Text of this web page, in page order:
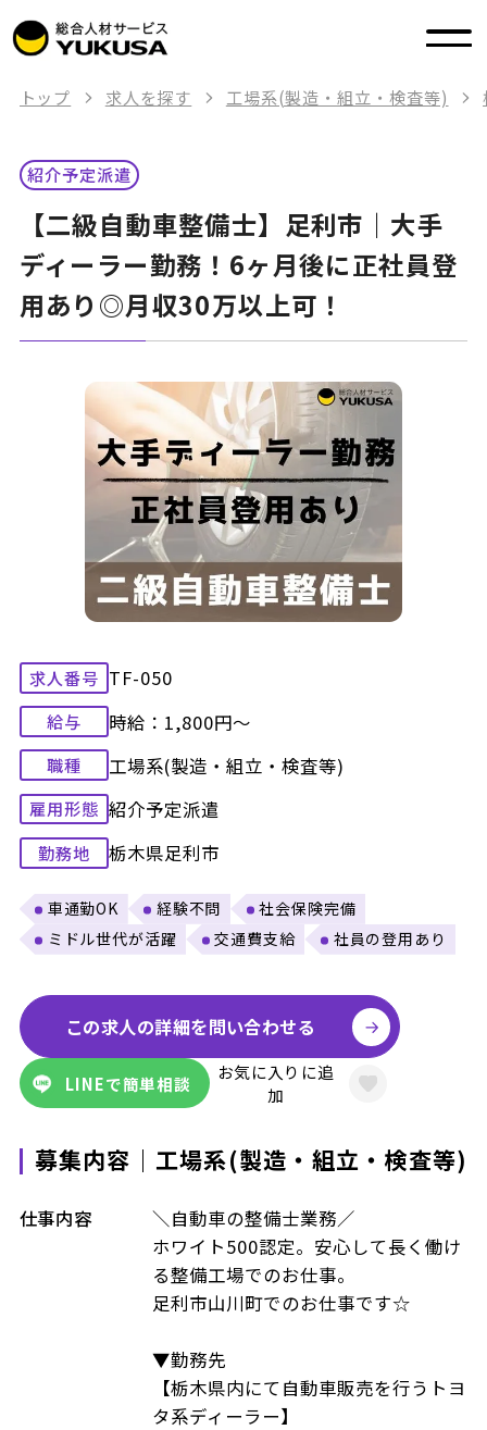
トップ 求人を探す 工場系(製造・組立・検査等)
紹介予定派遣
【二級自動車整備士】足利市｜大手
ディーラー勤務！6ヶ月後に正社員登
用あり◎月収30万以上可！
求人番号 TF-050
給与 時給：1,800円～
職種 工場系(製造・組立・検査等)
雇用形態 紹介予定派遣
勤務地 栃木県足利市
車通勤OK 経験不問
社会保険完備
ミドル世代が活躍
交通費支給 社員の登用あり
この求人の詳細を問い合わせる
LINEで簡単相談
お気に入りに追
加
募集内容｜工場系(製造・組立・検査等)
仕事内容
＼自動車の整備士業務／
ホワイト500認定。安心して長く働け
る整備工場でのお仕事。
足利市山川町でのお仕事です☆
▼勤務先
【栃木県内にて自動車販売を行うトヨ
タ系ディーラー】